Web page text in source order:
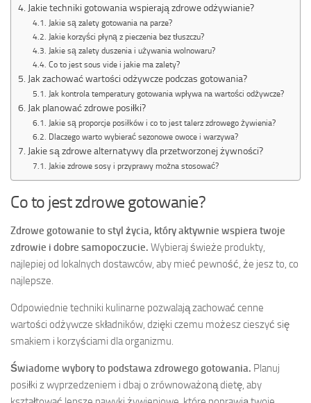
Jakie techniki gotowania wspierają zdrowe odżywianie?
Jakie są zalety gotowania na parze?
Jakie korzyści płyną z pieczenia bez tłuszczu?
Jakie są zalety duszenia i używania wolnowaru?
Co to jest sous vide i jakie ma zalety?
Jak zachować wartości odżywcze podczas gotowania?
Jak kontrola temperatury gotowania wpływa na wartości odżywcze?
Jak planować zdrowe posiłki?
Jakie są proporcje posiłków i co to jest talerz zdrowego żywienia?
Dlaczego warto wybierać sezonowe owoce i warzywa?
Jakie są zdrowe alternatywy dla przetworzonej żywności?
Jakie zdrowe sosy i przyprawy można stosować?
Co to jest zdrowe gotowanie?
Zdrowe gotowanie to styl życia, który aktywnie wspiera twoje
zdrowie i dobre samopoczucie. Wybieraj świeże produkty,
najlepiej od lokalnych dostawców, aby mieć pewność, że jesz to, co
najlepsze.
Odpowiednie techniki kulinarne pozwalają zachować cenne
wartości odżywcze składników, dzięki czemu możesz cieszyć się
smakiem i korzyściami dla organizmu.
Świadome wybory to podstawa zdrowego gotowania. Planuj
posiłki z wyprzedzeniem i dbaj o zrównoważoną dietę, aby